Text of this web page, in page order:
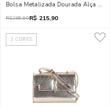
Bolsa Metalizada Dourada Alça
R$269,90R$ 215,90
3 CORES